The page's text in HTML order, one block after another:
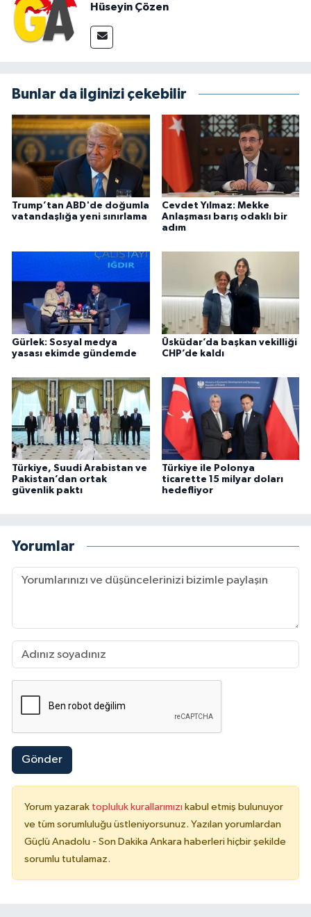
Hüseyin Çözen
Bunlar da ilginizi çekebilir
Trump’tan ABD'de doğumla
vatandaşlığa yeni sınırlama
Cevdet Yılmaz: Mekke
Anlaşması barış odaklı bir
adım
Gürlek: Sosyal medya
yasası ekimde gündemde
Üsküdar’da başkan vekilliği
CHP’de kaldı
Türkiye, Suudi Arabistan ve
Pakistan’dan ortak
güvenlik paktı
Türkiye ile Polonya
ticarette 15 milyar doları
hedefliyor
Yorumlar
Gönder
Yorum yazarak topluluk kurallarımızı kabul etmiş bulunuyor
ve tüm sorumluluğu üstleniyorsunuz. Yazılan yorumlardan
Güçlü Anadolu - Son Dakika Ankara haberleri hiçbir şekilde
sorumlu tutulamaz.